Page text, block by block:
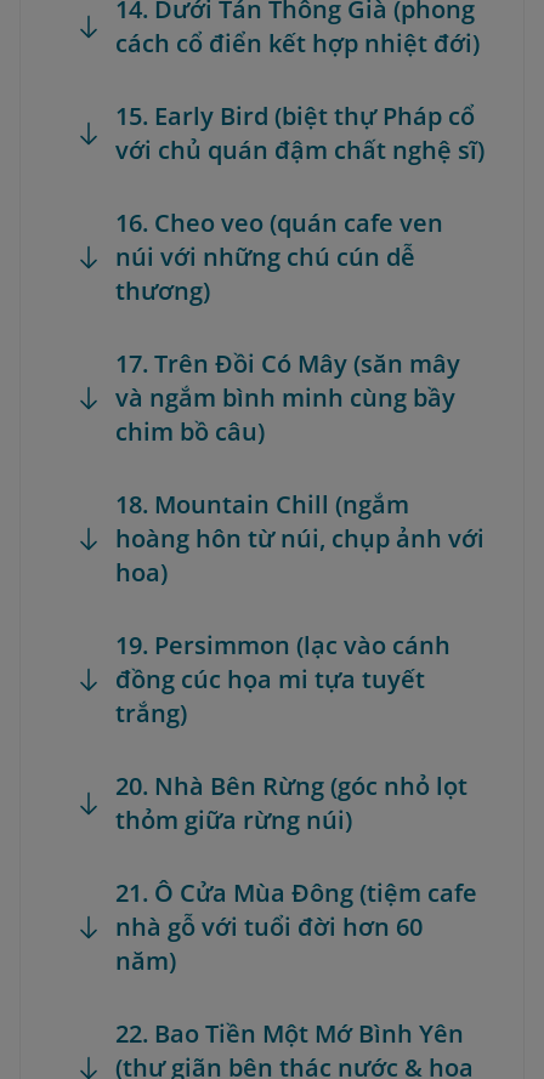
14. Dưới Tán Thông Già (phong
cách cổ điển kết hợp nhiệt đới)
15. Early Bird (biệt thự Pháp cổ
với chủ quán đậm chất nghệ sĩ)
16. Cheo veo (quán cafe ven
núi với những chú cún dễ
thương)
17. Trên Đồi Có Mây (săn mây
và ngắm bình minh cùng bầy
chim bồ câu)
18. Mountain Chill (ngắm
hoàng hôn từ núi, chụp ảnh với
hoa)
19. Persimmon (lạc vào cánh
đồng cúc họa mi tựa tuyết
trắng)
20. Nhà Bên Rừng (góc nhỏ lọt
thỏm giữa rừng núi)
21. Ô Cửa Mùa Đông (tiệm cafe
nhà gỗ với tuổi đời hơn 60
năm)
22. Bao Tiền Một Mớ Bình Yên
(thư giãn bên thác nước & hoa